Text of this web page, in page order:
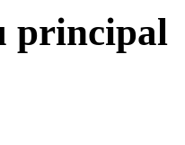
principal